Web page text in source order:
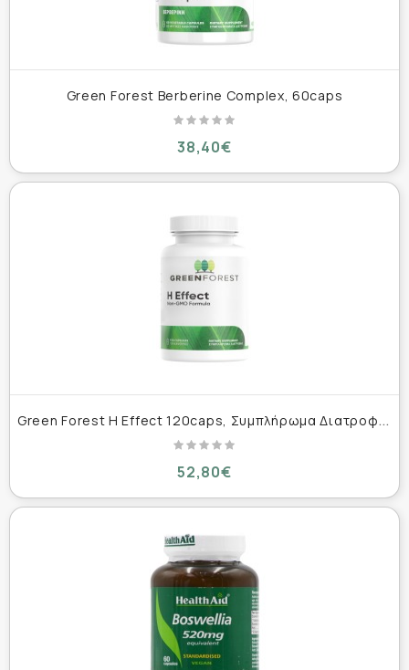
Green Forest Berberine Complex, 60caps
38,40€
G
reen Forest H Effect 120caps, Συμπλήρωμα Διατροφής για Χασιμότο 120 κάψουλες
52,80€